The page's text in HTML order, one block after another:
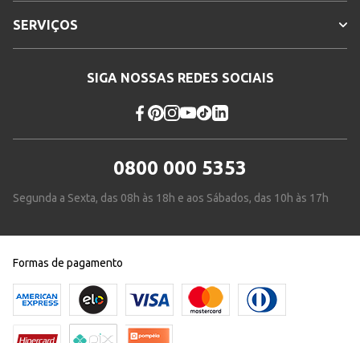
SERVIÇOS
SIGA NOSSAS REDES SOCIAIS
0800 000 5353
Segunda a Sexta, das 08h às 18h e aos Sábados, das 10h às 17h
Formas de pagamento